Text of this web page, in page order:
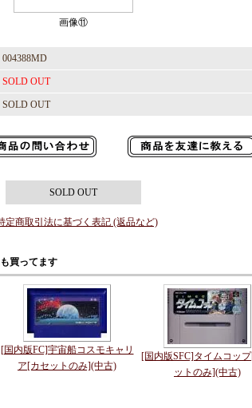
画像⑪
004388MD
SOLD OUT
SOLD OUT
SOLD OUT
定商取引法に基づく表記 (返品など)
買ってます
[国内版FC]宇宙船コスモキャリ
ア[カセットのみ](中古)
[国内版SFC]タイムコッ
ットのみ](中古)